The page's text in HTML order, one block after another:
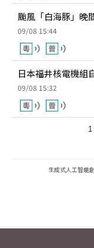
颱風「白海豚」晚
09/08 15:44
日本福井核電機組
09/08 15:32
1
生成式人工智能